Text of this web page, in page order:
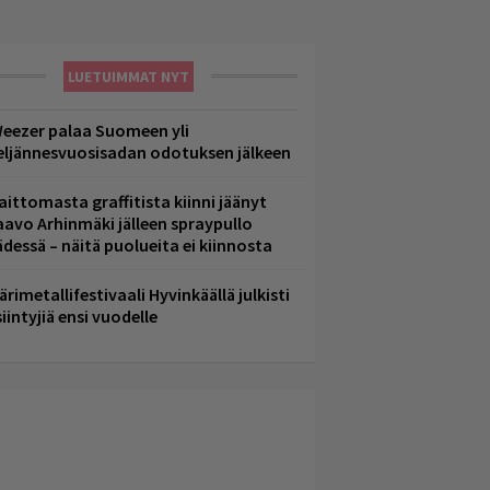
LUETUIMMAT NYT
palaa Suomeen yli
odotuksen jälkeen
graffitista kiinni jäänyt
Arhinmäki jälleen spraypullo
– näitä puolueita ei kiinnosta
Hyvinkäällä julkisti
ensi vuodelle